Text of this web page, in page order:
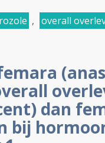
, overall
dan
bij